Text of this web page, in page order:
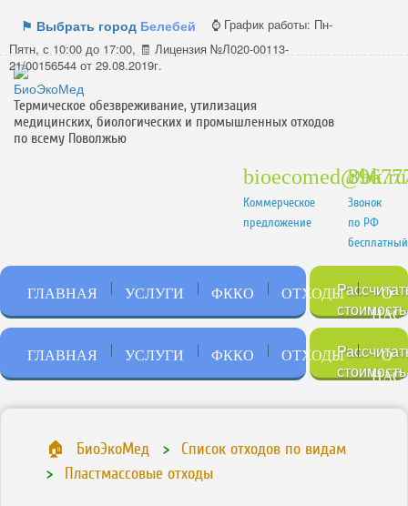
⚑ Выбрать город Белебей ⌚ График работы: Пн-
Пятн, с 10:00 до 17:00, 🧾 Лицензия №Л020-00113-
21/00156544 от 29.08.2019г.
Термическое обезвреживание, утилизация
медицинских, биологических и промышленных отходов
по всему Поволжью
bioecomed@bk.ru
Коммерческое
предложение
Звонок
по РФ
бесплатный
ГЛАВНАЯ УСЛУГИ ФККО ОТХОДЫ
О
НАС
стоимость
ГЛАВНАЯ УСЛУГИ ФККО ОТХОДЫ
О
НАС
стоимость
БиоЭкоМед
Список отходов по видам
Пластмассовые отходы